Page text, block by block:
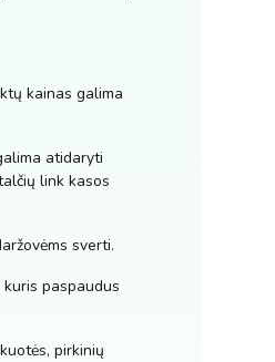
kainas galima
atidaryti
link kasos
sverti.
paspaudus
pirkinių